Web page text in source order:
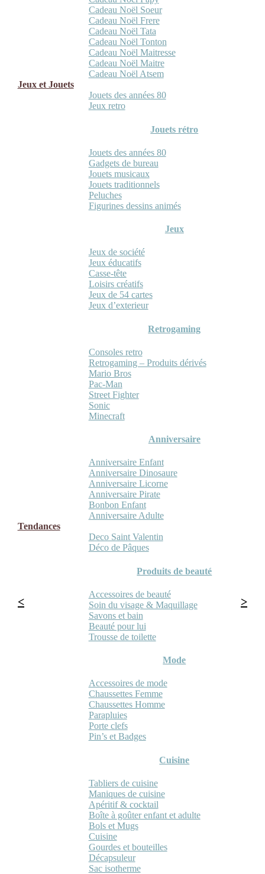
Cadeau Noël Soeur
Cadeau Noël Frere
Cadeau Noël Tata
Cadeau Noël Tonton
Cadeau Noël Maitresse
Cadeau Noël Maitre
Cadeau Noël Atsem
Jeux et Jouets
Jouets des années 80
Jeux retro
Jouets rétro
Jouets des années 80
Gadgets de bureau
Jouets musicaux
Jouets traditionnels
Peluches
Figurines dessins animés
Jeux
Jeux de société
Jeux éducatifs
Casse-tête
Loisirs créatifs
Jeux de 54 cartes
Jeux d’exterieur
Retrogaming
Consoles retro
Retrogaming – Produits dérivés
Mario Bros
Pac-Man
Street Fighter
Sonic
Minecraft
Anniversaire
Anniversaire Enfant
Anniversaire Dinosaure
Anniversaire Licorne
Anniversaire Pirate
Bonbon Enfant
Anniversaire Adulte
Tendances
Deco Saint Valentin
Déco de Pâques
Produits de beauté
Accessoires de beauté
Soin du visage & Maquillage
Savons et bain
Beauté pour lui
Trousse de toilette
Mode
Accessoires de mode
Chaussettes Femme
Chaussettes Homme
Parapluies
Porte clefs
Pin’s et Badges
Cuisine
Tabliers de cuisine
Maniques de cuisine
Apéritif & cocktail
Boîte à goûter enfant et adulte
Bols et Mugs
Cuisine
Gourdes et bouteilles
Décapsuleur
Sac isotherme